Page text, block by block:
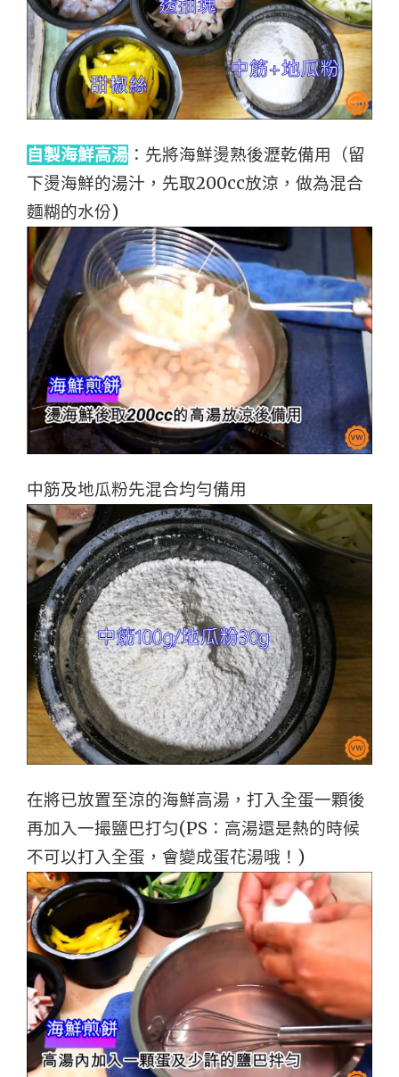
自製海鮮高湯 ：先將海鮮燙熟後瀝乾備用（留
下燙海鮮的湯汁，先取200cc放涼，做為混合
麵糊的水份)
中筋及地瓜粉先混合均勻備用
在將已放置至涼的海鮮高湯，打入全蛋一顆後
再加入一撮鹽巴打匀(PS：高湯還是熱的時候
不可以打入全蛋，會變成蛋花湯哦！)